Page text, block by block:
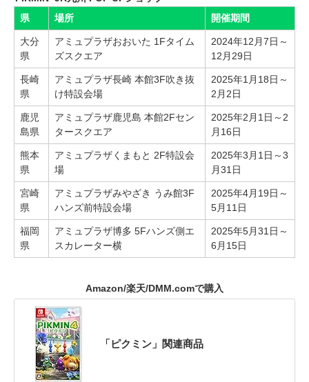
県
場所 開催期間
大分
県
アミュプラザおおいた 1Fタイム
ズスクエア
2024年12月7日～
12月29日
長崎
県
アミュプラザ長崎 本館3F吹き抜
け特設会場
2025年1月18日～
2月2日
鹿児
島県
アミュプラザ鹿児島 本館2Fセン
タースクエア
2025年2月1日～2
月16日
熊本
県
アミュプラザくまもと 2F特設会
場
2025年3月1日～3
月31日
宮崎
県
アミュプラザみやざき うみ館3F
ハンズ前特設会場
2025年4月19日～
5月11日
福岡
県
アミュプラザ博多 5Fハンズ側エ
スカレーター横
2025年5月31日～
6月15日
Amazon/楽天/DMM.comで購入
「ピクミン」関連商品